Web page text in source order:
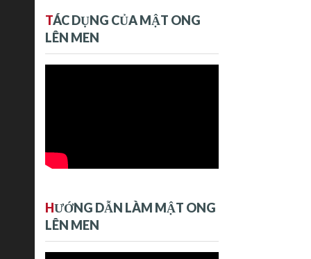
TÁC DỤNG CỦA MẬT ONG
LÊN MEN
HƯỚNG DẪN LÀM MẬT ONG
LÊN MEN